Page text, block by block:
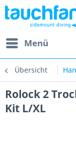
Menü
Übersicht
Rolock 2
Kit L/XL